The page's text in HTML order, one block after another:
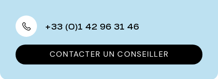
+33 (0)1 42 96 31 46
CONTACTER UN CONSEILLER